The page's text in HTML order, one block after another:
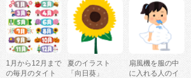
1月から12月まで
の毎月のタイト
夏のイラスト
「向日葵」
扇風機を服の中
に入れる人のイ